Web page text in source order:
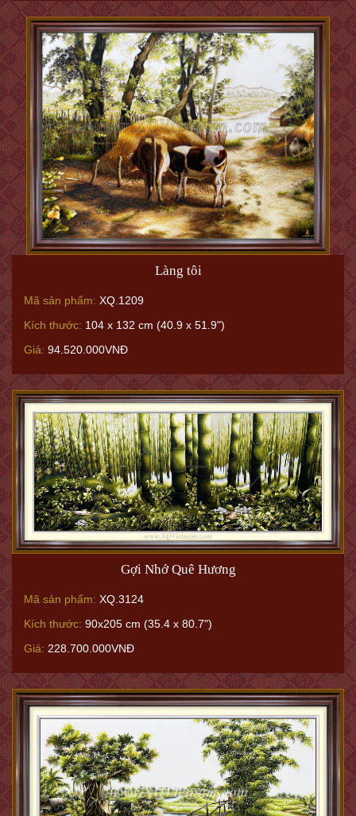
Làng tôi
Mã sản phẩm: XQ.1209
Kích thước: 104 x 132 cm (40.9 x 51.9")
Giá: 94.520.000VNĐ
Gợi Nhớ Quê Hương
Mã sản phẩm: XQ.3124
Kích thước: 90x205 cm (35.4 x 80.7")
Giá: 228.700.000VNĐ